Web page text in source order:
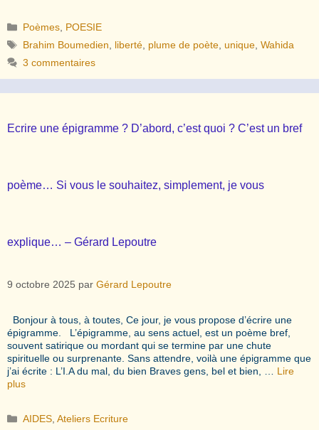
Catégories
Poèmes POESIE
Étiquettes
Brahim Boumedien liberté plume de poète unique ,Wahida
3 commentaires
Ecrire une épigramme ? D’abord, c’est quoi ? C’est un bref
poème… Si vous le souhaitez, simplement, je vous
explique… – Gérard Lepoutre
9 octobre 2025 par Gérard Lepoutre
Bonjour à tous, à toutes, Ce jour, je vous propose d’écrire une
épigramme. L’épigramme, au sens actuel, est un poème bref,
souvent satirique ou mordant qui se termine par une chute
spirituelle ou surprenante. Sans attendre, voilà une épigramme que
j’ai écrite : L’I.A du mal, du bien Braves gens, bel et bien, … Lire
plus
Catégories
AIDES ,Ateliers Ecriture